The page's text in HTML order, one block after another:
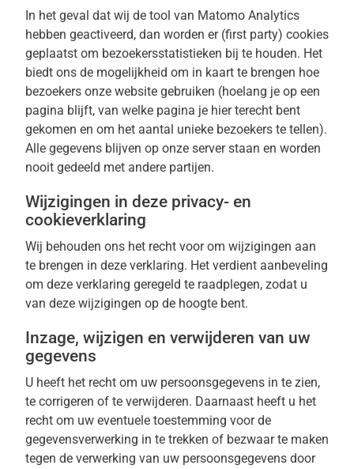
In het geval dat wij de tool van Matomo Analytics
hebben geactiveerd, dan worden er (first party) cookies
geplaatst om bezoekersstatistieken bij te houden. Het
biedt ons de mogelijkheid om in kaart te brengen hoe
bezoekers onze website gebruiken (hoelang je op een
pagina blijft, van welke pagina je hier terecht bent
gekomen en om het aantal unieke bezoekers te tellen).
Alle gegevens blijven op onze server staan en worden
nooit gedeeld met andere partijen.
Wijzigingen in deze privacy- en
cookieverklaring
Wij behouden ons het recht voor om wijzigingen aan
te brengen in deze verklaring. Het verdient aanbeveling
om deze verklaring geregeld te raadplegen, zodat u
van deze wijzigingen op de hoogte bent.
Inzage, wijzigen en verwijderen van uw
gegevens
U heeft het recht om uw persoonsgegevens in te zien,
te corrigeren of te verwijderen. Daarnaast heeft u het
recht om uw eventuele toestemming voor de
gegevensverwerking in te trekken of bezwaar te maken
tegen de verwerking van uw persoonsgegevens door